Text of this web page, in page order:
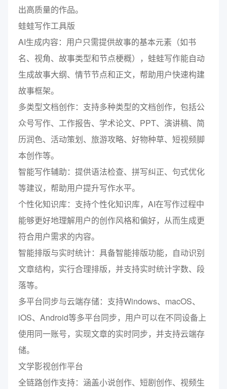
出高质量的作品。
蛙蛙写作工具版
AI生成内容：用户只需提供故事的基本元素（如书
名、视角、故事类型和节点梗概），蛙蛙写作能自动
生成故事大纲、情节节点和正文，帮助用户快速构建
故事框架。
多类型文档创作：支持多种类型的文档创作，包括公
众号写作、工作报告、学术论文、PPT、演讲稿、简
历润色、活动策划、旅游攻略、好物种草、短视频脚
本创作等。
智能写作辅助：提供语法检查、拼写纠正、句式优化
等建议，帮助用户提升写作水平。
个性化知识库：支持个性化知识库，AI在写作过程中
能够更好地理解用户的创作风格和偏好，从而生成更
符合用户需求的内容。
智能排版与实时统计：具备智能排版功能，自动识别
文章结构，实行合理排版，并支持实时统计字数、段
落等。
多平台同步与云端存储：支持Windows、macOS、
iOS、Android等多平台同步，用户可以在不同设备上
使用同一账号，实现文章的实时同步，并支持云端存
储。
文学影视创作平台
全链路创作支持：涵盖小说创作、短剧创作、视频生